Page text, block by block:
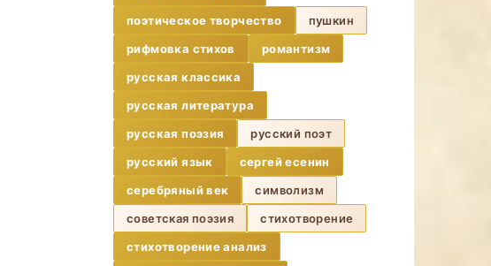
поэтическое творчество
пушкин
рифмовка стихов
романтизм
русская классика
русская литература
русская поэзия
русский поэт
русский язык
сергей есенин
серебряный век
символизм
советская поэзия
стихотворение
стихотворение анализ